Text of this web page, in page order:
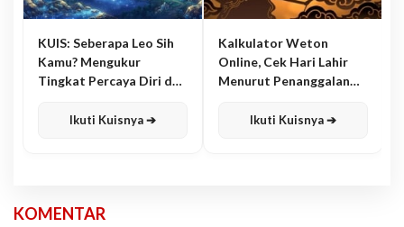
KUIS: Seberapa Leo Sih
Kamu? Mengukur
Tingkat Percaya Diri dan
Ikuti Kuisnya ➔
Kalkulator Weton
Online, Cek Hari Lahir
Menurut Penanggalan
Ikuti Kuisnya ➔
KOMENTAR